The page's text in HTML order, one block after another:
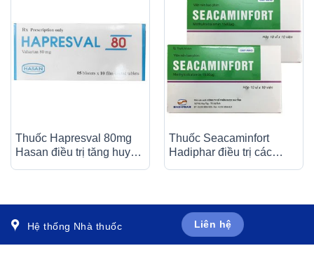
Thuốc Hapresval 80mg
Hasan điều trị tăng huyết
Thuốc Seacaminfort
Hadiphar điều trị các
Hệ thống Nhà thuốc Liên hệ